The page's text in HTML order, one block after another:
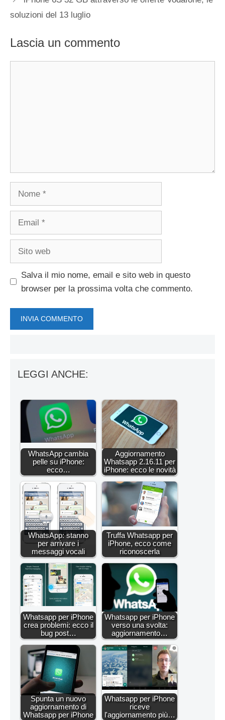
soluzioni del 13 luglio
Lascia un commento
Nome
Email
Sito
Salva il mio nome, email e sito web in questo
browser per la prossima volta che commento.
LEGGI ANCHE:
WhatsApp cambia
pelle su iPhone:
ecco…
Aggiornamento
Whatsapp 2.16.11 per
iPhone: ecco le novità
WhatsApp: stanno
per arrivare i
messaggi vocali
Truffa Whatsapp per
iPhone, ecco come
riconoscerla
Whatsapp per iPhone
crea problemi: ecco il
bug post…
Whatsapp per iPhone
verso una svolta:
aggiornamento…
Spunta un nuovo
aggiornamento di
Whatsapp per iPhone
Whatsapp per iPhone
riceve
l'aggiornamento più…